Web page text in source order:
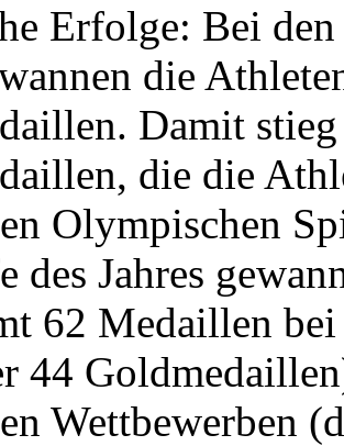
Erfolge: Bei
die
Damit
die die
Olympischen
des Jahres
62 Medaillen
44
Wettbewerben